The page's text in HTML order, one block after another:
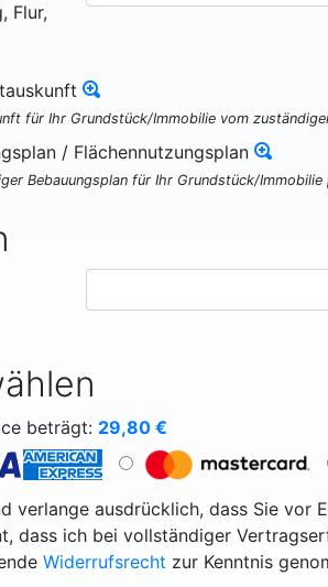
Flur,
für Ihr Grundstück/Immobilie vom
/ Flächennutzungsplan
Bebauungsplan für Ihr Grundstück/
beträgt: 29,80 €
verlange ausdrücklich, dass Sie
dass ich bei vollständiger
Widerrufsrecht zur Kenntnis